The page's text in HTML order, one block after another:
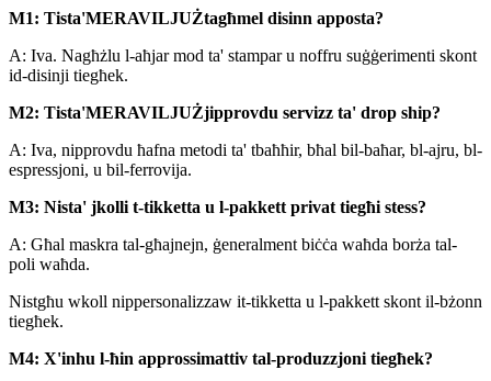
M1: Tista'MERAVILJUŻtagħmel disinn apposta?
A: Iva. Nagħżlu l-aħjar mod ta' stampar u noffru suġġerimenti skont
id-disinji tiegħek.
M2: Tista'MERAVILJUŻjipprovdu servizz ta' drop ship?
A: Iva, nipprovdu ħafna metodi ta' tbaħħir, bħal bil-baħar, bl-ajru, bl-
espressjoni, u bil-ferrovija.
M3: Nista' jkolli t-tikketta u l-pakkett privat tiegħi stess?
A: Għal maskra tal-għajnejn, ġeneralment biċċa waħda borża tal-
poli waħda.
Nistgħu wkoll nippersonalizzaw it-tikketta u l-pakkett skont il-bżonn
tiegħek.
M4: X'inhu l-ħin approssimattiv tal-produzzjoni tiegħek?